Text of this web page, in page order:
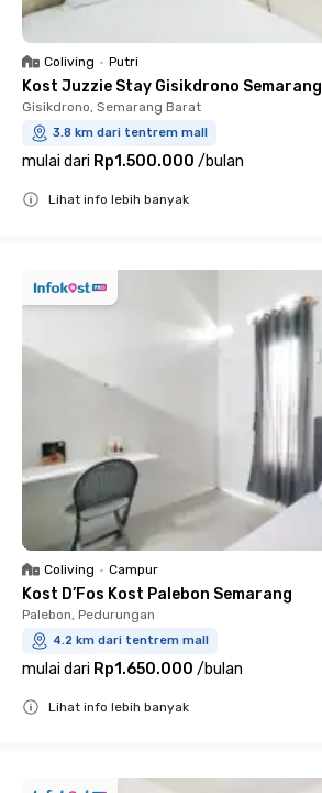
Coliving • Putri
Kost Juzzie Stay Gisikdrono Semarang
Gisikdrono, Semarang Barat
3.8 km dari tentrem mall
mulai dari Rp1.500.000 /bulan
Lihat info lebih banyak
Coliving • Campur
Kost D’Fos Kost Palebon Semarang
Palebon, Pedurungan
4.2 km dari tentrem mall
mulai dari Rp1.650.000 /bulan
Lihat info lebih banyak